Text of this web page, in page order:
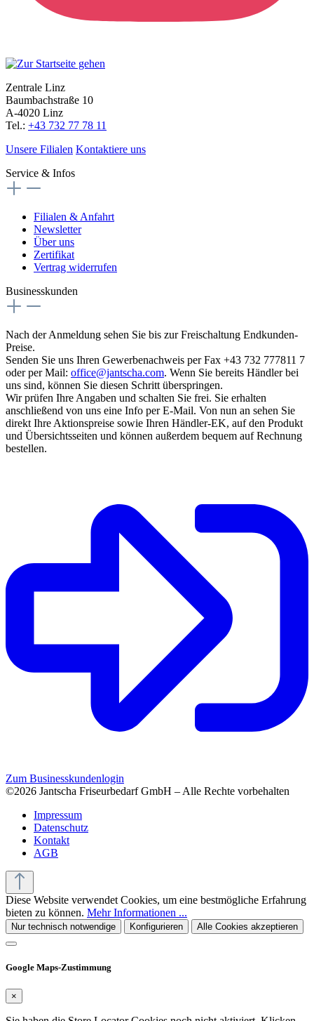
Zentrale Linz
Baumbachstraße 10
A-4020 Linz
Tel.: +43 732 77 78 11
Unsere Filialen Kontaktiere uns
Service & Infos
Filialen & Anfahrt
Newsletter
Über uns
Zertifikat
Vertrag widerrufen
Businesskunden
Nach der Anmeldung sehen Sie bis zur Freischaltung Endkunden-
Preise.
Senden Sie uns Ihren Gewerbenachweis per Fax +43 732 777811 7
oder per Mail: office@jantscha.com. Wenn Sie bereits Händler bei
uns sind, können Sie diesen Schritt überspringen.
Wir prüfen Ihre Angaben und schalten Sie frei. Sie erhalten
anschließend von uns eine Info per E-Mail. Von nun an sehen Sie
direkt Ihre Aktionspreise sowie Ihren Händler-EK, auf den Produkt
und Übersichtsseiten und können außerdem bequem auf Rechnung
bestellen.
Zum Businesskundenlogin
©2026 Jantscha Friseurbedarf GmbH – Alle Rechte vorbehalten
Impressum
Datenschutz
Kontakt
AGB
Diese Website verwendet Cookies, um eine bestmögliche Erfahrung
bieten zu können. Mehr Informationen ...
Nur technisch notwendige Konfigurieren Alle Cookies akzeptieren
Google Maps-Zustimmung
×